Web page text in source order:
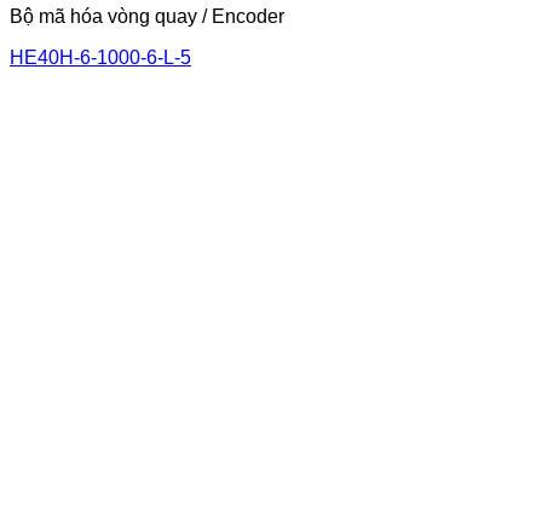
Bộ mã hóa vòng quay / Encoder
HE40H-6-1000-6-L-5